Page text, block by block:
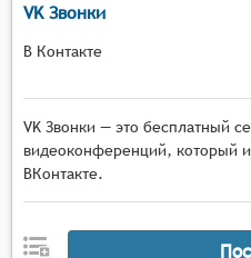
VK Звонки
В Контакте
VK Звонки — это бесплатный
видеоконференций, который
ВКонтакте.